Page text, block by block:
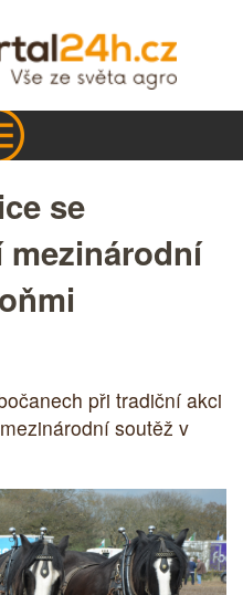
se
při tradiční akci
soutěž v